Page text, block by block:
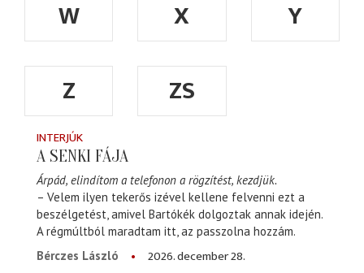
W X
Y
Z
ZS
INTERJÚK
A SENKI FÁJA
Árpád, elindítom a telefonon a rögzítést, kezdjük.
– Velem ilyen tekerős izével kellene felvenni ezt a
beszélgetést, amivel Bartókék dolgoztak annak idején.
A régmúltból maradtam itt, az passzolna hozzám.
Bérczes László
2026. december 28.